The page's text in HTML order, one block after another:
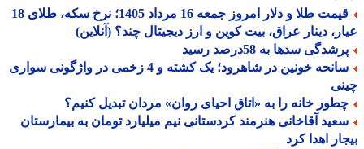
قیمت طلا و دلار امروز جمعه 16 مرداد 1405؛ نرخ سکه، طلای 18
دینار عراق، بیت کوین و ارز دیجیتال چند؟ (آنلاین)
سدها به 58درصد رسید
سانحه خونین در شاهرود؛ یک کشته و 4 زخمی در واژگونی سواری
خانه را به «اتاق احیای روان» مردان تبدیل کنیم؟
آقاخانی هنرمند کردستانی نیم میلیارد تومان به بیمارستان
اهدا کرد